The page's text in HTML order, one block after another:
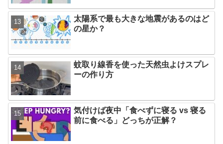
太陽系で最も大きな地震があるのはど
の星か？
蚊取り線香を使った天然虫よけスプレ
ーの作り方
気付けば夜中「食べずに寝る vs 寝る
前に食べる」どっちが正解？